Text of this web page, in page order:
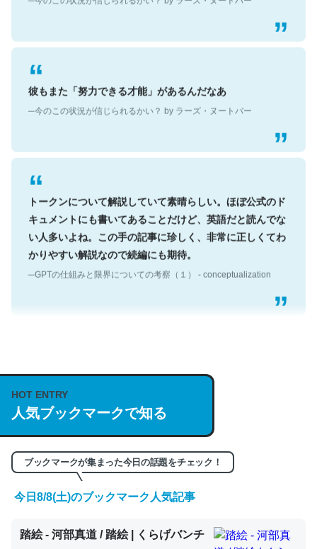
彼もまた「努力できる才能」があるんだなあ
─今のこの状況が信じられるかい？ by ラーズ・ヌートバー
トークンについて解説していて素晴らしい。ほぼ公式のド
キュメントにも書いてあることだけど、英語だと読んでな
い人多いよね。この手の記事に珍しく、非常に正しくてわ
かりやすい解説なので続編にも期待。
─GPTの仕組みと限界についての考察（１） - conceptualization
説してる記事が少ないので貴重な良記事。/続編来た
https://isobe324649.hatenablog.com/entry/2023/03/27
/064121
─GPTの仕組みと限界についての考察（１） - conceptualization
くらい。小説でいう「ずっと前の伏線」は回収されないけ
HOT ENTRY
人気ブックマークで知る
ブックマークが集まった今日の話題をチェック！
今日8/8(土)のブックマーク人気記事
踏絵 - 河部真道 / 踏絵 | くらげバンチ